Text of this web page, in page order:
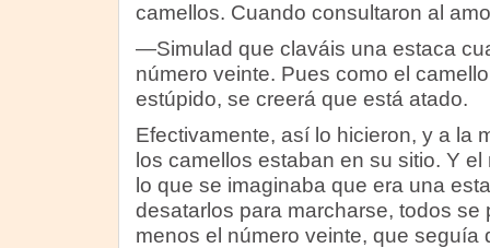
camellos. Cuando consultaron al
—Simulad que claváis una estaca
número veinte. Pues como el
estúpido, se creerá que está atado.
Efectivamente, así lo hicieron, y a la
los camellos estaban en su sitio. Y
lo que se imaginaba que era una
desatarlos para marcharse, todos se
menos el número veinte, que seguía